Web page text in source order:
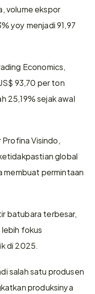
volume ekspor
yoy menjadi 91,97
Economics,
93,70 per ton
25,19% sejak awal
Visindo,
global
membuat permintaan
batubara terbesar,
fokus
di 2025.
salah satu produsen
produksinya